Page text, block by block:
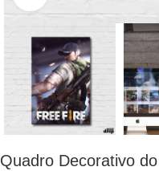
Quadro Decorativo